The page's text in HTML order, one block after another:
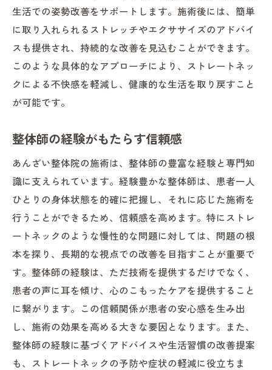
生活での姿勢改善をサポートします。施術後には、簡単
に取り入れられるストレッチやエクササイズのアドバイ
スも提供され、持続的な改善を見込むことができます。
このような具体的なアプローチにより、ストレートネッ
クによる不快感を軽減し、健康的な生活を取り戻すこと
が可能です。
整体師の経験がもたらす信頼感
あんざい整体院の施術は、整体師の豊富な経験と専門知
識に支えられています。経験豊かな整体師は、患者一人
ひとりの身体状態を的確に把握し、それに応じた施術を
行うことができるため、信頼感を高めます。特にストレ
ートネックのような慢性的な問題に対しては、問題の根
本を探り、長期的な視点での改善を目指すことが重要で
す。整体師の経験は、ただ技術を提供するだけでなく、
患者の声に耳を傾け、心のこもったケアを提供すること
に繋がります。この信頼関係が患者の安心感を生み出
し、施術の効果を高める大きな要因となります。また、
整体師の経験に基づくアドバイスや生活習慣の改善提案
も、ストレートネックの予防や症状の軽減に役立ちま